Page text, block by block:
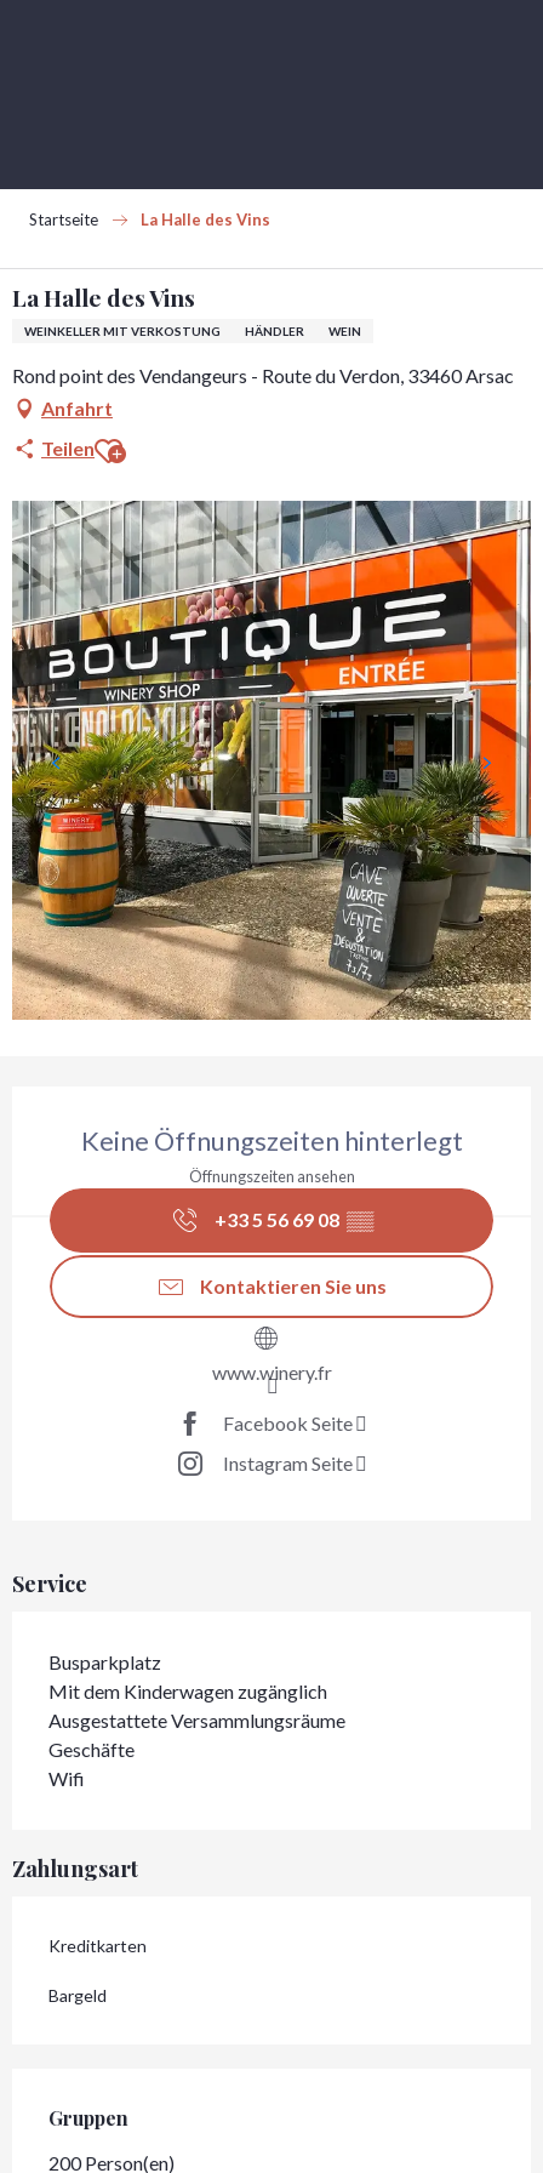
Startseite La Halle des Vins
La Halle des Vins
WEINKELLER MIT VERKOSTUNG HÄNDLER WEIN
Rond point des Vendangeurs - Route du Verdon, 33460 Arsac
Anfahrt
TeilenAjouter aux favoris
Keine Öffnungszeiten hinterlegt
Öffnungszeiten ansehen
+33 5 56 69 08 ▒▒
Kontaktieren Sie uns
www.winery.fr
Facebook Seite
Instagram Seite
Service
Busparkplatz
Mit dem Kinderwagen zugänglich
Ausgestattete Versammlungsräume
Geschäfte
Wifi
Zahlungsart
Kreditkarten
Bargeld
Gruppen
Gruppen
200 Person(en)